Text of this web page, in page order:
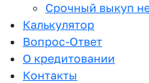
Срочный выкуп
Калькулятор
Вопрос-Ответ
О кредитовании
Контакты